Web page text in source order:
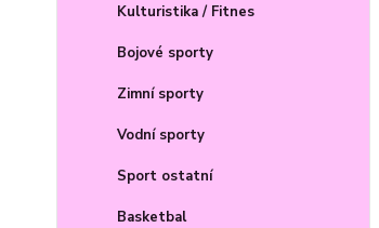
Kulturistika / Fitnes
Bojové sporty
Zimní sporty
Vodní sporty
Sport ostatní
Basketbal